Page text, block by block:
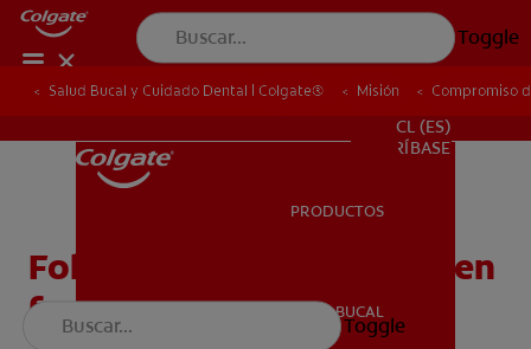
Toggle
SALUD BUCAL
PARA PROFESIONALES
CL (ES)
SUSCRÍBASE
PRODUCTOS
SALUD BUCAL
Toggle
Salud Bucal y Cuidado Dental | Colgate® Misión Compromiso
Salud Bucal y Cuidado Dental | Colgate® Misión Compromiso
Folleto para llevar a casa en
familia (jardín 1)